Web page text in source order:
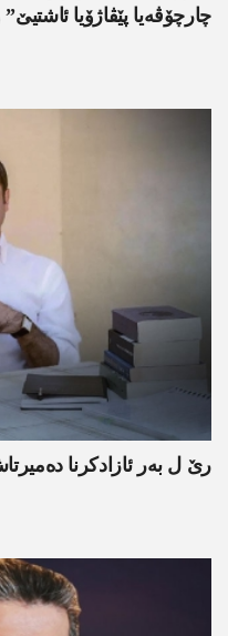
چارچۆڤەیا پێڤاژۆیا
رێ ل بەر ئازادکرنا